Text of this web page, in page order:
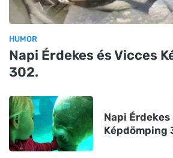
HUMOR
Napi Érdekes és Vicces
302.
Napi
Képdömping